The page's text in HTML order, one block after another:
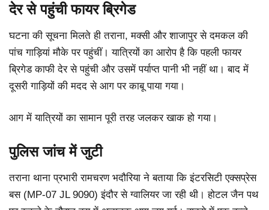
देर से पहुंची फायर ब्रिगेड
घटना की सूचना मिलते ही तराना, मक्सी और शाजापुर से दमकल की
पांच गाड़ियां मौके पर पहुंचीं। यात्रियों का आरोप है कि पहली फायर
ब्रिगेड काफी देर से पहुंची और उसमें पर्याप्त पानी भी नहीं था। बाद में
दूसरी गाड़ियों की मदद से आग पर काबू पाया गया।
आग में यात्रियों का सामान पूरी तरह जलकर खाक हो गया।
पुलिस जांच में जुटी
तराना थाना प्रभारी रामचरण भदौरिया ने बताया कि इंटरसिटी एक्सप्रेस
बस (MP-07 JL 9090) इंदौर से ग्वालियर जा रही थी। होटल जैन पथ